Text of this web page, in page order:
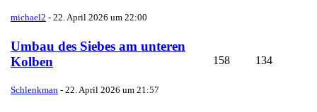
michael2 - 22. April 2026 um 22:00
Umbau des Siebes am unteren
Kolben
Schlenkman - 22. April 2026 um 21:57
158 134